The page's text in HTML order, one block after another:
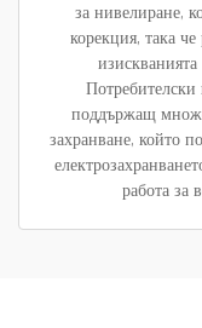
за нивелиране,
корекция, така
Потребителски
поддържащ
захранване, който
работа за